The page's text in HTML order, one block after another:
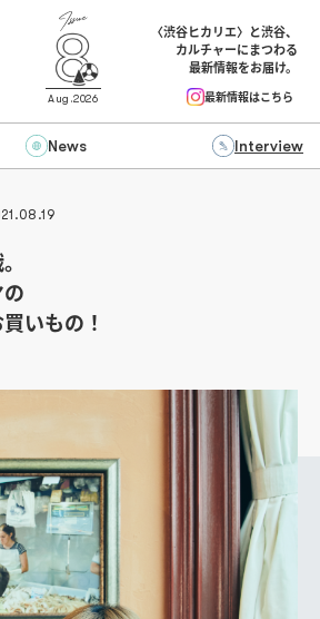
Aug.2026
〈渋谷ヒカリエ〉と渋谷、
カルチャーにまつわる
最新情報をお届け。
最新情報はこちら
News Interview
いもの！